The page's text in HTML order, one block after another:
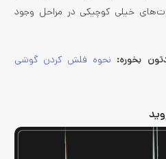
خیلی کوچیکی در مراحل وجود
بخوره: نحوه فلش کردن گوشی